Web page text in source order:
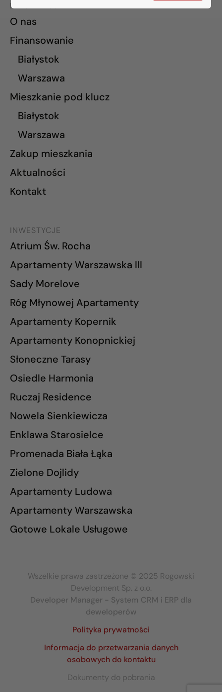
INFORMACJE
O nas
Finansowanie
Białystok
Warszawa
Mieszkanie pod klucz
Białystok
Warszawa
Zakup mieszkania
Aktualności
Kontakt
INWESTYCJE
Atrium Św. Rocha
Apartamenty Warszawska III
Sady Morelove
Róg Młynowej Apartamenty
Apartamenty Kopernik
Apartamenty Konopnickiej
Słoneczne Tarasy
Osiedle Harmonia
Ruczaj Residence
Nowela Sienkiewicza
Enklawa Starosielce
Promenada Biała Łąka
Zielone Dojlidy
Apartamenty Ludowa
Apartamenty Warszawska
Gotowe Lokale Usługowe
Wszelkie prawa zastrzeżone © 2025 Rogowski
Development Sp. z o.o.
Developer Manager - System CRM i ERP dla
deweloperów
Polityka prywatności
Informacja do przetwarzania danych
osobowych do kontaktu
Dokumenty do pobrania